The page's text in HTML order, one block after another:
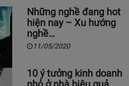
Những nghề đang hot
hiện nay – Xu hướng
nghề…
11/05/2020
10 ý tưởng kinh doanh